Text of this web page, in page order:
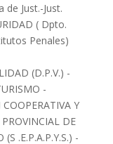
Just.-Just.
( Dpto.
Penales)
(D.P.V.) -
-
Y
DE
.E.P.A.P.Y.S.) -